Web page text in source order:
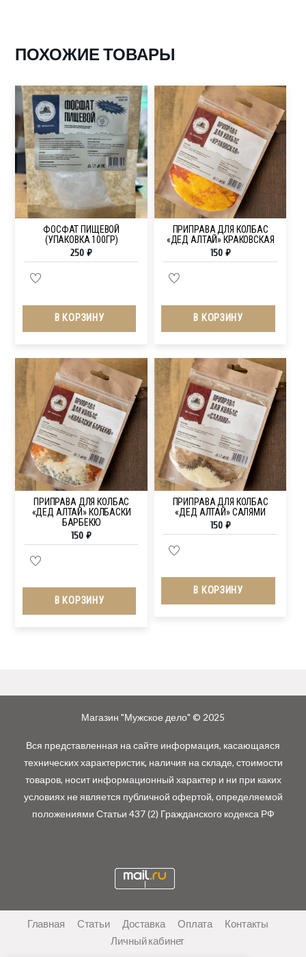
ПОХОЖИЕ ТОВАРЫ
ФОСФАТ ПИЩЕВОЙ
(УПАКОВКА 100ГР)
250₽
В КОРЗИНУ
ПРИПРАВА ДЛЯ КОЛБАС
«ДЕД АЛТАЙ» КРАКОВСКАЯ
150 ₽
В КОРЗИНУ
ПРИПРАВА ДЛЯ КОЛБАС
«ДЕД АЛТАЙ» КОЛБАСКИ
БАРБЕКЮ
150₽
В КОРЗИНУ
ПРИПРАВА ДЛЯ КОЛБАС
«ДЕД АЛТАЙ» САЛЯМИ
150 ₽
В КОРЗИНУ
Магазин "Мужское дело" © 2025
Вся представленная на сайте информация, касающаяся
технических характеристик, наличия на складе, стоимости
товаров, носит информационный характер и ни при каких
условиях не является публичной офертой, определяемой
положениями Статьи 437 (2) Гражданского кодекса РФ
Главная Статьи Доставка Оплата
Контакты
Личный кабинет